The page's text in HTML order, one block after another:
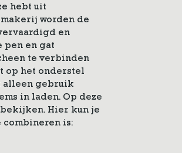
hebt uit
worden de
en
pen en gat
te verbinden
op het onderstel
alleen gebruik
in laden. Op deze
bekijken. Hier kun je
is: